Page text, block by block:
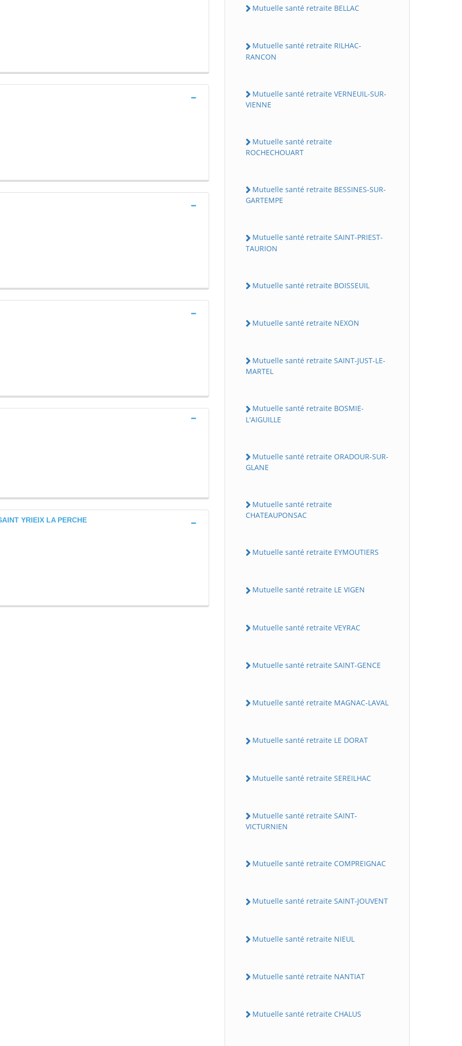
YRIEIX LA PERCHE
Mutuelle santé retraite BELLAC
Mutuelle santé retraite RILHAC-
RANCON
Mutuelle santé retraite VERNEUIL-SUR-
VIENNE
Mutuelle santé retraite
ROCHECHOUART
Mutuelle santé retraite BESSINES-SUR-
GARTEMPE
Mutuelle santé retraite SAINT-PRIEST-
TAURION
Mutuelle santé retraite BOISSEUIL
Mutuelle santé retraite NEXON
Mutuelle santé retraite SAINT-JUST-LE-
MARTEL
Mutuelle santé retraite BOSMIE-
L'AIGUILLE
Mutuelle santé retraite ORADOUR-SUR-
GLANE
Mutuelle santé retraite
CHATEAUPONSAC
Mutuelle santé retraite EYMOUTIERS
Mutuelle santé retraite LE VIGEN
Mutuelle santé retraite VEYRAC
Mutuelle santé retraite SAINT-GENCE
Mutuelle santé retraite MAGNAC-LAVAL
Mutuelle santé retraite LE DORAT
Mutuelle santé retraite SEREILHAC
Mutuelle santé retraite SAINT-
VICTURNIEN
Mutuelle santé retraite COMPREIGNAC
Mutuelle santé retraite SAINT-JOUVENT
Mutuelle santé retraite NIEUL
Mutuelle santé retraite NANTIAT
Mutuelle santé retraite CHALUS